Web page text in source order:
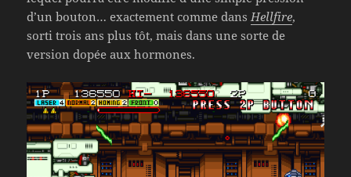
d’un bouton… exactement comme dansHellfire,
sorti trois ans plus tôt, mais dans une sorte de
version dopée aux hormones.